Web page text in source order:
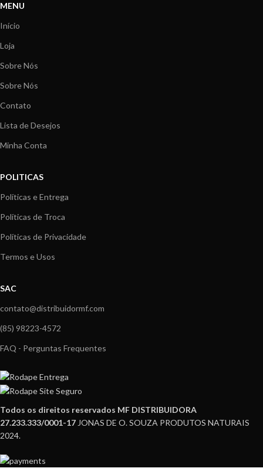
MENU
Início
Loja
Sobre Nós
Sobre Nós
Contato
Lista de Desejos
Minha Conta
POLITICAS
Políticas e Entrega
Políticas de Troca
Políticas de Privacidade
Termos e Usos
SAC
contato@distribuidormf.com
(85) 98223-4572
FAQ - Perguntas Frequentes
Todos os direitos reservados MF DISTRIBUIDORA
27.233.333/0001-17 JONAS DE O. SOUZA PRODUTOS NATURAIS
2024.